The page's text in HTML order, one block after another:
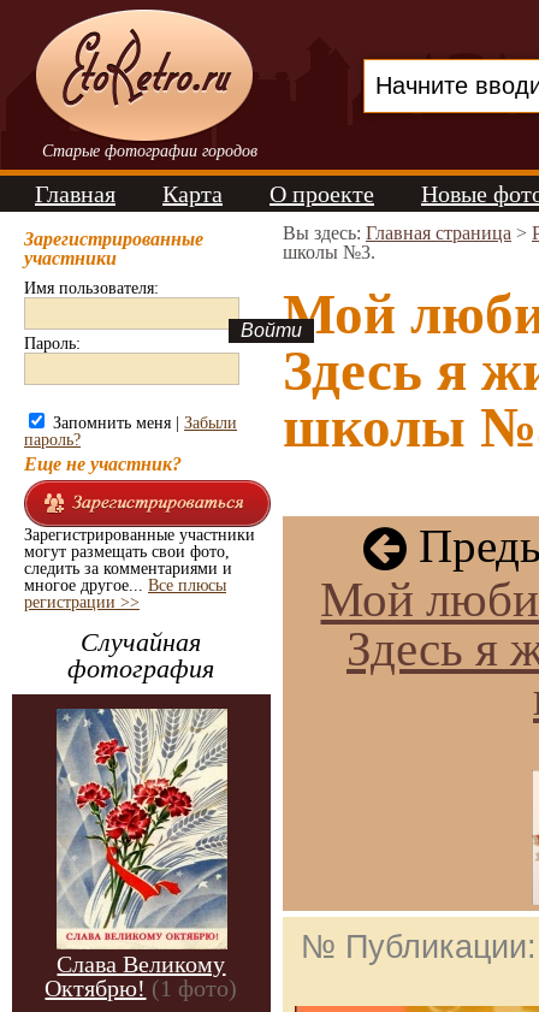
Старые фотографии городов
Главная Карта О проекте Новые
Зарегистрированные
участники
Имя пользователя:
Пароль:
Запомнить меня | Забыли
пароль?
Еще не участник?
Зарегистрированные участники
могут размещать свои фото,
следить за комментариями и
многое другое... Все плюсы
регистрации >>
Случайная
фотография
Слава Великому
Октябрю! (1 фото)
Вы здесь: Главная страница >
школы №3.
Мой
Здесь я
школы
Мой
Здесь я
№